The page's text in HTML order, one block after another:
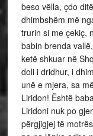
beso vëlla, çdo
dhimbshëm më
trurin si me çekiç,
babin brenda
ketë shkuar në
doli i dridhur, i
unë e mjera, sa
Liridon! Është
Liridoni nuk po
përgjigjej të